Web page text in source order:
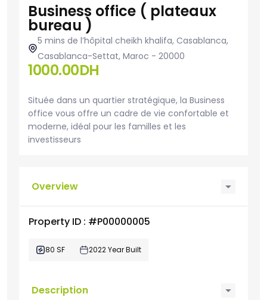
Business office ( plateaux
bureau )
5 mins de l’hôpital cheikh khalifa, Casablanca,
Casablanca-Settat, Maroc - 20000
1000.00DH
Située dans un quartier stratégique, la Business
office vous offre un cadre de vie confortable et
moderne, idéal pour les familles et les
investisseurs
Overview
Property ID : #P00000005
80 SF 2022 Year Built
Description